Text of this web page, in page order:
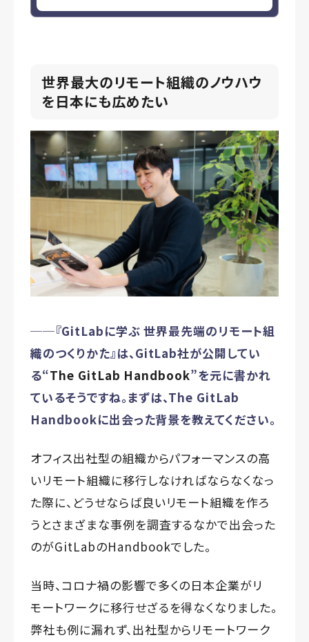
世界最大のリモート組織のノウハウ
を日本にも広めたい
──『GitLabに学ぶ 世界最先端のリモート組
織のつくりかた』は、GitLab社が公開してい
る“The GitLab Handbook”を元に書かれ
ているそうですね。まずは、The GitLab
Handbookに出会った背景を教えてください。
オフィス出社型の組織からパフォーマンスの高
いリモート組織に移行しなければならなくなっ
た際に、どうせならば良いリモート組織を作ろ
うとさまざまな事例を調査するなかで出会った
のがGitLabのHandbookでした。
当時、コロナ禍の影響で多くの日本企業がリ
モートワークに移行せざるを得なくなりました。
弊社も例に漏れず、出社型からリモートワーク